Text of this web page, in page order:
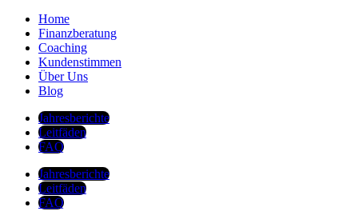
Home
Finanzberatung
Coaching
Kundenstimmen
Über Uns
Blog
Jahresberichte
Leitfäden
FAQ
Jahresberichte
Leitfäden
FAQ